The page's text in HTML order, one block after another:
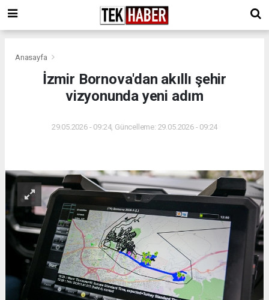
Anasayfa
İzmir Bornova'dan akıllı şehir
vizyonunda yeni adım
29.05.2026 - 09:24, Güncelleme: 29.05.2026 - 09:24